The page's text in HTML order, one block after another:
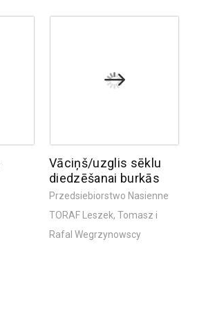
Vāciņš/uzglis sēklu
diedzēšanai burkās
Przedsiebiorstwo Nasienne
TORAF Leszek, Tomasz i
Rafal Wegrzynowscy